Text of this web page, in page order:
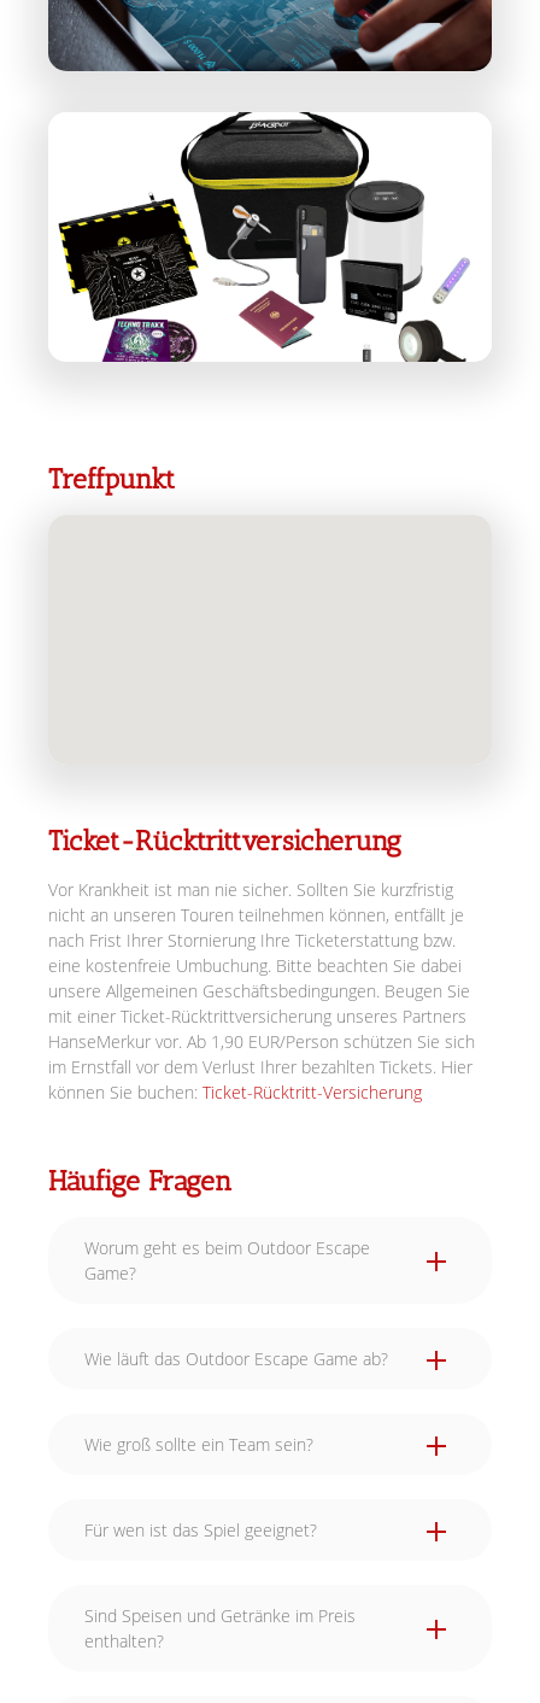
Treffpunkt
Ticket-Rücktrittversicherung
Vor Krankheit ist man nie sicher. Sollten Sie kurzfristig
nicht an unseren Touren teilnehmen können, entfällt je
nach Frist Ihrer Stornierung Ihre Ticketerstattung bzw.
eine kostenfreie Umbuchung. Bitte beachten Sie dabei
unsere Allgemeinen Geschäftsbedingungen. Beugen Sie
mit einer Ticket-Rücktrittversicherung unseres Partners
HanseMerkur vor. Ab 1,90 EUR/Person schützen Sie sich
im Ernstfall vor dem Verlust Ihrer bezahlten Tickets. Hier
können Sie buchen: Ticket-Rücktritt-Versicherung
Häufige Fragen
Worum geht es beim Outdoor Escape
Game?
Wie läuft das Outdoor Escape Game ab?
Wie groß sollte ein Team sein?
Für wen ist das Spiel geeignet?
Sind Speisen und Getränke im Preis
enthalten?